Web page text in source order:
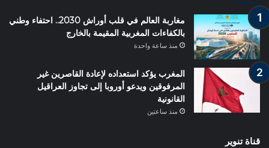
مغاربة العالم في قلب أوراش 2030.. احتفاء وطني
بالكفاءات المغربية المقيمة بالخارج
منذ ساعة واحدة
المغرب يؤكد استعداده لإعادة القاصرين غير
المرفوقين ويدعو أوروبا إلى تجاوز العراقيل
القانونية
منذ ساعتين
قناة تنوير